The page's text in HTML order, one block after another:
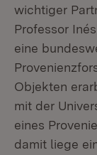
wichtiger
Professor
eine
Objekten
mit der
eines
damit liege